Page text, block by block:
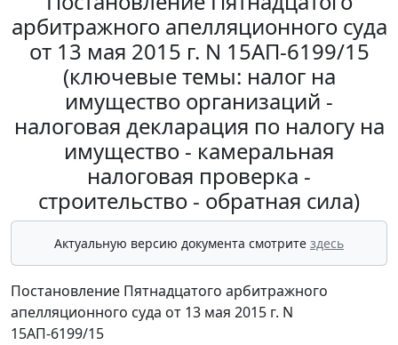
арбитражного апелляционного суда
от 13 мая 2015 г. N 15АП-6199/15
(ключевые темы: налог на
имущество организаций -
налоговая декларация по налогу на
имущество - камеральная
налоговая проверка -
строительство - обратная сила)
Актуальную версию документа смотрите здесь
Постановление Пятнадцатого арбитражного
апелляционного суда от 13 мая 2015 г. N
15АП-6199/15